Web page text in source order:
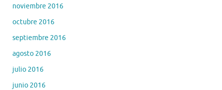
noviembre 2016
octubre 2016
septiembre 2016
agosto 2016
julio 2016
junio 2016